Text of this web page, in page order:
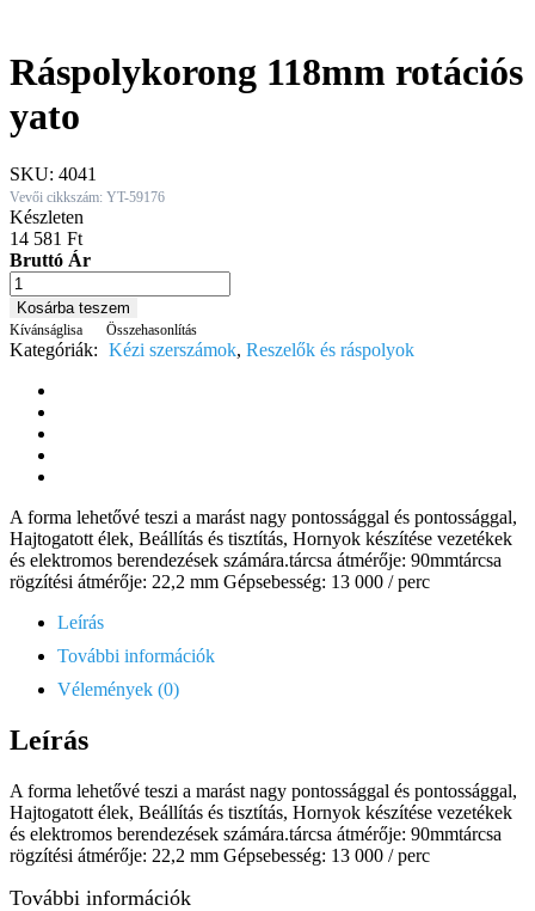
Ráspolykorong 118mm rotációs
yato
SKU: 4041
Vevői cikkszám: YT-59176
Készleten
14 581 Ft
Bruttó Ár
Ráspolykorong
118mm
rotációs
yato
quantity
Kosárba teszem
Kívánságlisa Összehasonlítás
Kategóriák: Kézi szerszámok, Reszelők és ráspolyok
A forma lehetővé teszi a marást nagy pontossággal és pontossággal,
Hajtogatott élek, Beállítás és tisztítás, Hornyok készítése vezetékek
és elektromos berendezések számára.tárcsa átmérője: 90mmtárcsa
rögzítési átmérője: 22,2 mm Gépsebesség: 13 000 / perc
Leírás
További információk
Vélemények (0)
Leírás
A forma lehetővé teszi a marást nagy pontossággal és pontossággal,
Hajtogatott élek, Beállítás és tisztítás, Hornyok készítése vezetékek
és elektromos berendezések számára.tárcsa átmérője: 90mmtárcsa
rögzítési átmérője: 22,2 mm Gépsebesség: 13 000 / perc
További információk